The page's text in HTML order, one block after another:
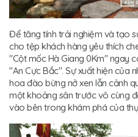
Để tăng tính trải nghiệm và tạo
cho tệp khách hàng yêu thích
"Cột mốc Hà Giang 0Km" ngay
"An Cực Bắc". Sự xuất hiện của
hoa đào bừng nở xen lẫn cảnh
một khoảng sân trước vô cùng
vào bên trong khám phá của